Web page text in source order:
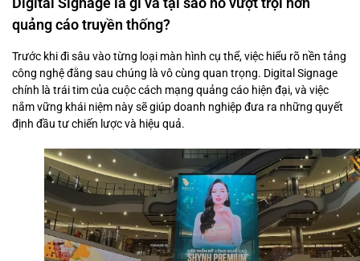
quảng cáo truyền thống?
Trước khi đi sâu vào từng loại màn hình cụ thể, việc hiểu rõ nền tảng
công nghệ đằng sau chúng là vô cùng quan trọng. Digital Signage
chính là trái tim của cuộc cách mạng quảng cáo hiện đại, và việc
nắm vững khái niệm này sẽ giúp doanh nghiệp đưa ra những quyết
định đầu tư chiến lược và hiệu quả.